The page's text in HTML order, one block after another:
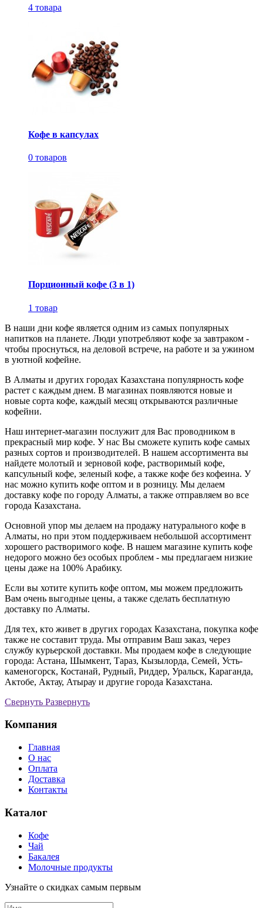
4 товара
Кофе в капсулах
0 товаров
Порционный кофе (3 в 1)
1 товар
В наши дни кофе является одним из самых популярных
напитков на планете. Люди употребляют кофе за завтраком -
чтобы проснуться, на деловой встрече, на работе и за ужином
в уютной кофейне.
В Алматы и других городах Казахстана популярность кофе
растет с каждым днем. В магазинах появляются новые и
новые сорта кофе, каждый месяц открываются различные
кофейни.
Наш интернет-магазин послужит для Вас проводником в
прекрасный мир кофе. У нас Вы сможете купить кофе самых
разных сортов и производителей. В нашем ассортимента вы
найдете молотый и зерновой кофе, растворимый кофе,
капсульный кофе, зеленый кофе, а также кофе без кофеина. У
нас можно купить кофе оптом и в розницу. Мы делаем
доставку кофе по городу Алматы, а также отправляем во все
города Казахстана.
Основной упор мы делаем на продажу натурального кофе в
Алматы, но при этом поддерживаем небольшой ассортимент
хорошего растворимого кофе. В нашем магазине купить кофе
недорого можно без особых проблем - мы предлагаем низкие
цены даже на 100% Арабику.
Если вы хотите купить кофе оптом, мы можем предложить
Вам очень выгодные цены, а также сделать бесплатную
доставку по Алматы.
Для тех, кто живет в других городах Казахстана, покупка кофе
также не составит труда. Мы отправим Ваш заказ, через
службу курьерской доставки. Мы продаем кофе в следующие
города: Астана, Шымкент, Тараз, Кызылорда, Семей, Усть-
каменогорск, Костанай, Рудный, Риддер, Уральск, Караганда,
Актобе, Актау, Атырау и другие города Казахстана.
Cвернуть Развернуть
Компания
Главная
О нас
Оплата
Доставка
Контакты
Каталог
Кофе
Чай
Бакалея
Молочные продукты
Узнайте о скидках самым первым